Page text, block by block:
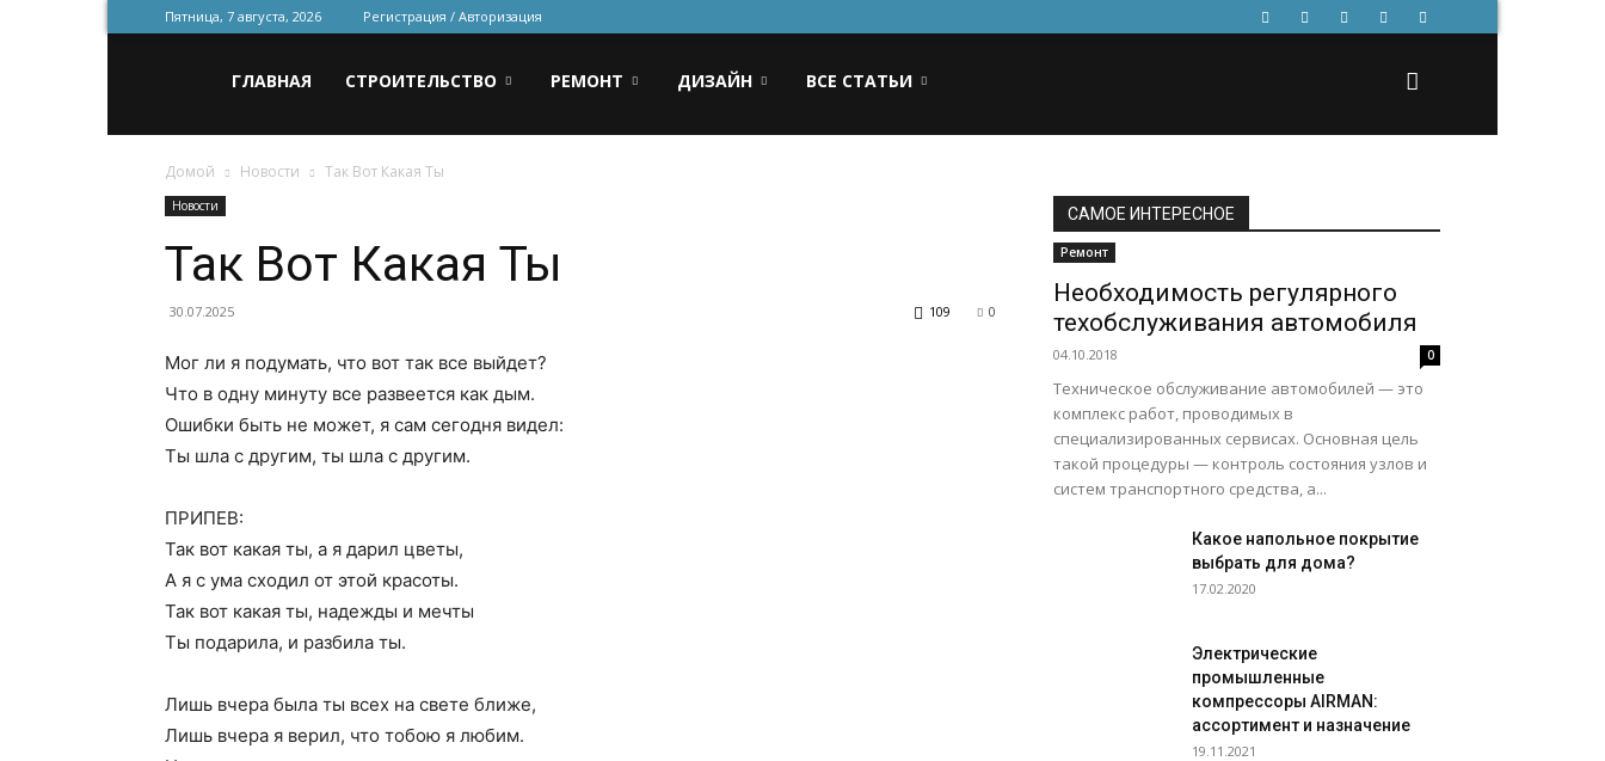
Пятница, 7 августа, 2026 Регистрация / Авторизация
для
строительства
и
ремонта
ГЛАВНАЯ СТРОИТЕЛЬСТВО РЕМОНТ ДИЗАЙН ВСЕ СТАТЬИ
Домой Новости Так Вот Какая Ты
Новости
Так Вот Какая Ты
30.07.2025 0
109
Мог ли я подумать, что вот так все выйдет?
Что в одну минуту все развеется как дым.
Ошибки быть не может, я сам сегодня видел:
Ты шла с другим, ты шла с другим.
ПРИПЕВ:
Так вот какая ты, а я дарил цветы,
А я с ума сходил от этой красоты.
Так вот какая ты, надежды и мечты
Ты подарила, и разбила ты.
Лишь вчера была ты всех на свете ближе,
Лишь вчера я верил, что тобою я любим.
САМОЕ ИНТЕРЕСНОЕ
Ремонт
Необходимость регулярного
техобслуживания автомобиля
04.10.2018 0
Техническое обслуживание автомобилей — это
комплекс работ, проводимых в
специализированных сервисах. Основная цель
такой процедуры — контроль состояния узлов и
систем транспортного средства, а...
Какое напольное покрытие
выбрать для дома?
17.02.2020
Электрические
промышленные
компрессоры AIRMAN:
ассортимент и назначение
19.11.2021